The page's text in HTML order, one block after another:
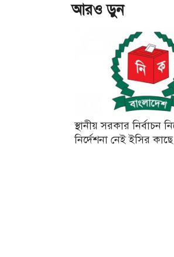
আরও ড়ুন
স্থানীয় সরকার নির্বাচন
নির্দেশনা নেই ইসির কাছে